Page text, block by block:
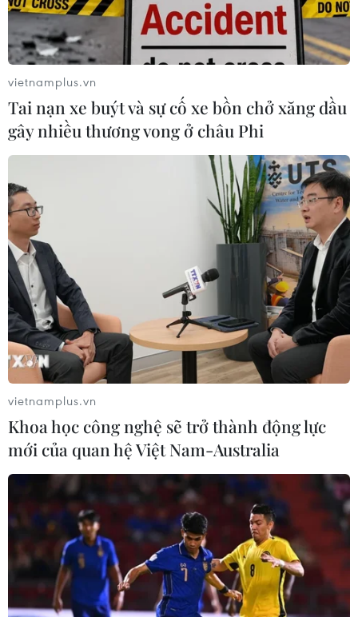
Những người lính Hải quân trên
quần đảo Trường Sa
01/03/2024 02:34
Các chiến sỹ Hải quân Việt Nam không chỉ luôn sẵn
sàng chiến đấu, hy sinh, mà còn là điểm tựa tin cậy cho
nhân dân yên tâm vươn khơi, bám biển, cùng đồng
hành giữ vững chủ quyền biển đảo Tổ quốc.
vietnamplus.vn
Tai nạn xe buýt và sự cố xe bồn chở xăng dầu
gây nhiều thương vong ở châu Phi
vietnamplus.vn
Khoa học công nghệ sẽ trở thành động lực
mới của quan hệ Việt Nam-Australia